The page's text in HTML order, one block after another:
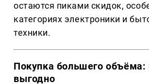
остаются пиками скидок,
категориях электроники и
техники.
Покупка большего объёма:
выгодно